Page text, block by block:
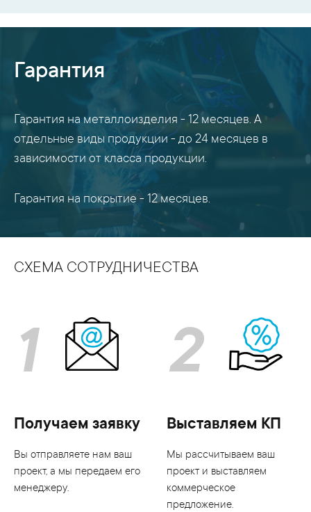
Гарантия
Гарантия на металлоизделия - 12 месяцев. А
отдельные виды продукции - до 24 месяцев в
зависимости от класса продукции.
Гарантия на покрытие - 12 месяцев.
СХЕМА СОТРУДНИЧЕСТВА
1
Получаем заявку
Вы отправляете нам ваш
проект, а мы передаем его
менеджеру.
2
Выставляем КП
Мы рассчитываем ваш
проект и выставляем
коммерческое
предложение.